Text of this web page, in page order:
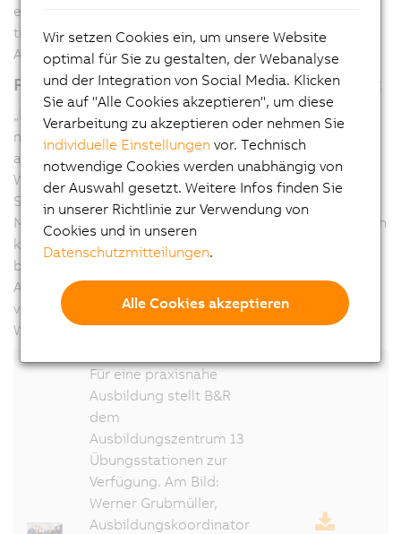
eingeschult und können so unsere Lehrlinge optimal
trainieren", sagt Werner Grubmüller,
Ausbildungskoordinator des Ausbildungszentrums.
Fundierte Vorbereitung auf die Arbeitswelt
„Für die Praxis ist es wichtig bereits in der Ausbildung
mit Geräten und Komponenten aus dem Feld zu
arbeiten. So lernen die Lehrlinge bereits früh mit den
Werkzeugen umzugehen und bleiben kontinuierlich am
Stand der Technik“, sagt Hermann Obermair, General
Manager Sales Region Austria. Mit den Übungsstationen
können die Lehrlinge das Wissen, das sie vermittelt
bekommen, unmittelbar im Betrieb anwenden. Nach
Abschluss der Lehrperiode haben die Lehrlinge der
voestalpine die Möglichkeit die Automatisierung im
Werk von B&R live zu erleben.
Für eine praxisnahe
Ausbildung stellt B&R
dem
Ausbildungszentrum 13
Übungsstationen zur
Verfügung. Am Bild:
Werner Grubmüller,
Ausbildungskoordinator
Wir setzen Cookies ein, um unsere Website
optimal für Sie zu gestalten, der Webanalyse
und der Integration von Social Media. Klicken
Sie auf "Alle Cookies akzeptieren", um diese
Verarbeitung zu akzeptieren oder nehmen Sie
individuelle Einstellungen vor. Technisch
notwendige Cookies werden unabhängig von
der Auswahl gesetzt. Weitere Infos finden Sie
in unserer Richtlinie zur Verwendung von
Cookies und in unseren
Datenschutzmitteilungen.
Alle Cookies akzeptieren